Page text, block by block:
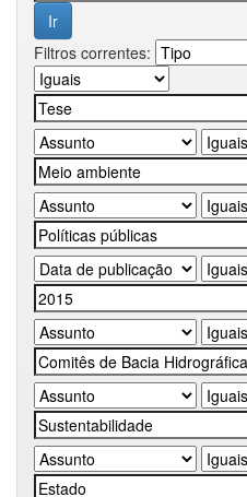
Filtros correntes: